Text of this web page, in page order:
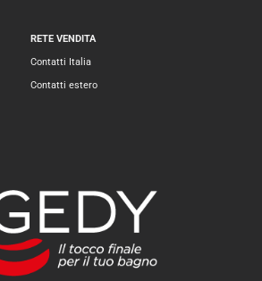
RETE VENDITA
Contatti Italia
Contatti estero